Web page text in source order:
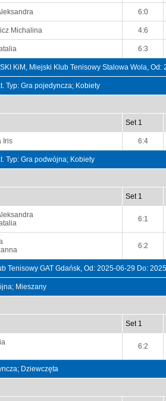
6:0
Michalina 4:6
6:3
KiM, Miejski Klub Tenisowy Stalowa Wola,
Typ: Gra pojedyncza; Kobiety
Set 1
Iris 6:4
Typ: Gra podwójna; Kobiety
Set 1
6:1
6:2
Tenisowy GAT Gdańsk, Od: 2025-06-29 Do:
Mieszany
Set 1
6:2
Dziewczęta